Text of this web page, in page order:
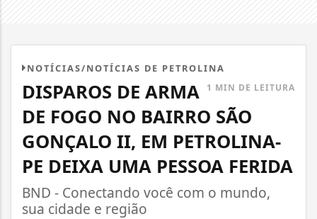
NOTÍCIAS/NOTÍCIAS DE PETROLINA
1 MIN DE LEITURA
DISPAROS DE ARMA
DE FOGO NO BAIRRO SÃO
GONÇALO II, EM PETROLINA-
PE DEIXA UMA PESSOA FERIDA
BND - Conectando você com o mundo,
sua cidade e região